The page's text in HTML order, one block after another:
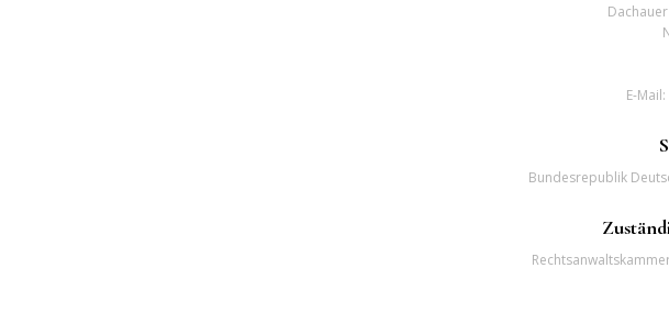
E-Mail:
Bundesrepublik